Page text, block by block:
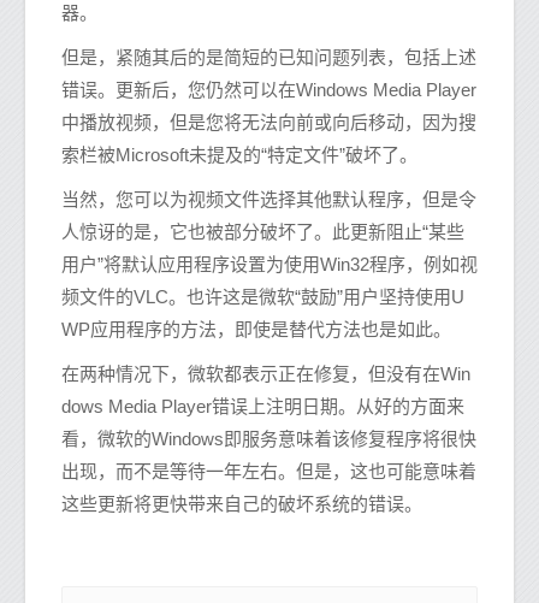
器。
但是，紧随其后的是简短的已知问题列表，包括上述
错误。更新后，您仍然可以在Windows Media Player
中播放视频，但是您将无法向前或向后移动，因为搜
索栏被Microsoft未提及的“特定文件”破坏了。
当然，您可以为视频文件选择其他默认程序，但是令
人惊讶的是，它也被部分破坏了。此更新阻止“某些
用户”将默认应用程序设置为使用Win32程序，例如视
频文件的VLC。也许这是微软“鼓励”用户坚持使用U
WP应用程序的方法，即使是替代方法也是如此。
在两种情况下，微软都表示正在修复，但没有在Win
dows Media Player错误上注明日期。从好的方面来
看，微软的Windows即服务意味着该修复程序将很快
出现，而不是等待一年左右。但是，这也可能意味着
这些更新将更快带来自己的破坏系统的错误。